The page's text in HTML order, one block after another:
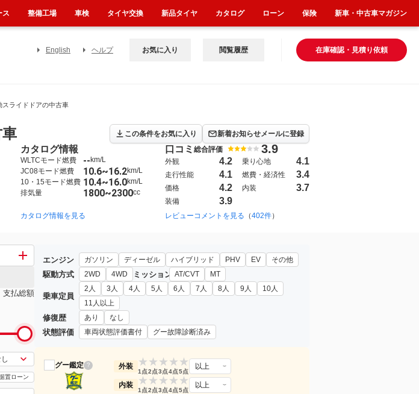
English ヘルプ 在庫確認・見積り依頼
お気に入り 閲覧履歴
スライドドアの中古車
この条件をお気に入り 新着お知らせメールに登録
1999年4月~2005年2月（1） 2010年7月~2018年3月（226）
カタログ情報
WLTCモード燃費 -- km/L
JC08モード燃費
10.6~16.2km/L
10・15モード燃費 10.4~16.0km/L
排気量
1800~2300cc
カタログ情報を見る
口コミ 総合評価 3.9
外観 4.2 乗り心地 4.1
走行性能 4.1 燃費・経済性 3.4
価格 4.2 内装 3.7
装備 3.9
レビューコメントを見る （402件）
支払総額
置ローン
エンジン ガソリン ディーゼル ハイブリッド PHV EV その他
駆動方式 2WD 4WD ミッション AT/CVT MT
乗車定員
2人 3人 4人 5人 6人 7人 8人 9人
10人
11人以上
修復歴 あり なし
状態評価 車両状態評価書付 グー故障診断済み
グー鑑定 ? 外装 ★
1点
★
2点
★
3点
★
4点
★
5点
以上
内装 ★
1点
★
2点
★
3点
★
4点
★
5点
以上
ス 整備工場 車検 タイヤ交換 新品タイヤ カタログ ローン 保険 新車・中古車マガジン